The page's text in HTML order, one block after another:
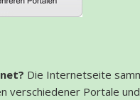
Die Internetseite
verschiedener Portale